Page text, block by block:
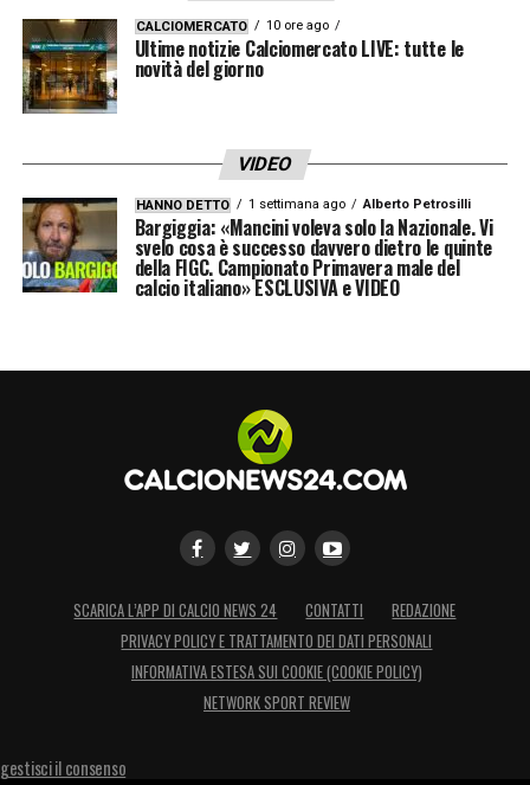
CALCIOMERCATO 10 ore ago
Ultime notizie Calciomercato LIVE: tutte le
novità del giorno
VIDEO
HANNO DETTO 1 settimana ago Alberto Petrosilli
Bargiggia: «Mancini voleva solo la Nazionale. Vi
svelo cosa è successo davvero dietro le quinte
della FIGC. Campionato Primavera male del
calcio italiano» ESCLUSIVA e VIDEO
SCARICA L’APP DI CALCIO NEWS 24 CONTATTI
REDAZIONE
PRIVACY POLICY E TRATTAMENTO DEI DATI PERSONALI
INFORMATIVA ESTESA SUI COOKIE (COOKIE POLICY)
NETWORK SPORT REVIEW
gestisci il consenso